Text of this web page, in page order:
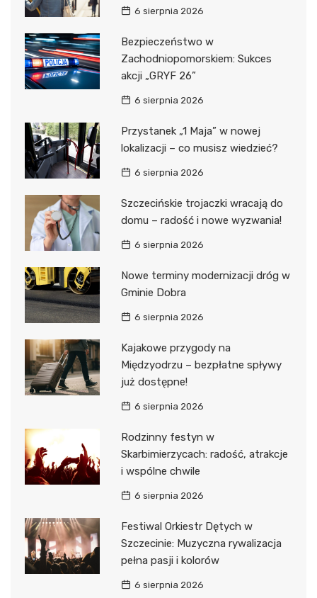
6 sierpnia 2026
Bezpieczeństwo w
Zachodniopomorskiem: Sukces
akcji „GRYF 26”
6 sierpnia 2026
Przystanek „1 Maja” w nowej
lokalizacji – co musisz wiedzieć?
6 sierpnia 2026
Szczecińskie trojaczki wracają do
domu – radość i nowe wyzwania!
6 sierpnia 2026
Nowe terminy modernizacji dróg w
Gminie Dobra
6 sierpnia 2026
Kajakowe przygody na
Międzyodrzu – bezpłatne spływy
już dostępne!
6 sierpnia 2026
Rodzinny festyn w
Skarbimierzycach: radość, atrakcje
i wspólne chwile
6 sierpnia 2026
Festiwal Orkiestr Dętych w
Szczecinie: Muzyczna rywalizacja
pełna pasji i kolorów
6 sierpnia 2026